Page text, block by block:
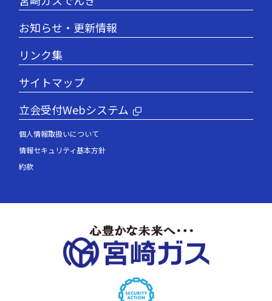
お知らせ・更新情報
リンク集
サイトマップ
立会受付Webシステム
個人情報取扱いについて
情報セキュリティ基本方針
約款